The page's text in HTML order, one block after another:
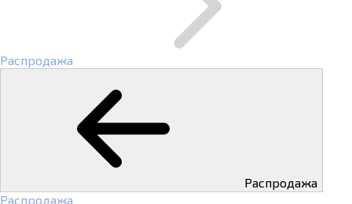
Распродажа
Распродажа
Распродажа